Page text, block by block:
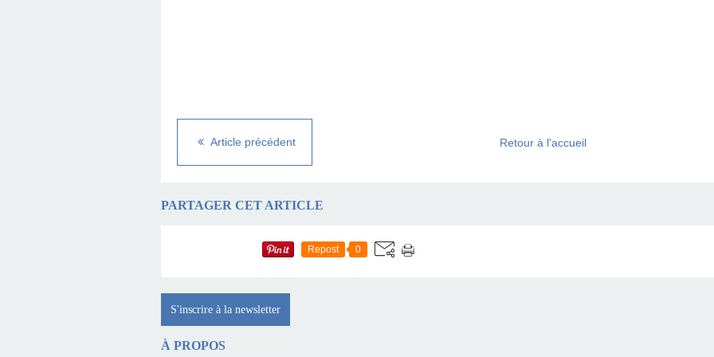
Article précédent Retour à l'accueil
PARTAGER CET ARTICLE
Repost 0
S'inscrire à la newsletter
À PROPOS